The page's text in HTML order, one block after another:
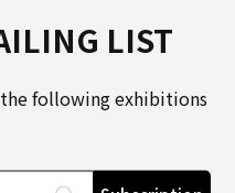
LIST
following exhibitions